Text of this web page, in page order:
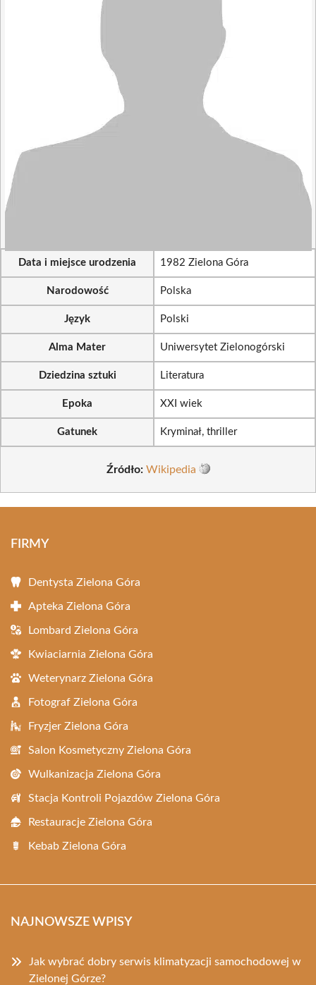
Data i miejsce urodzenia 1982 Zielona Góra
Narodowość Polska
Język Polski
Alma Mater Uniwersytet Zielonogórski
Dziedzina sztuki Literatura
Epoka XXI wiek
Gatunek Kryminał, thriller
Źródło: Wikipedia
FIRMY
Dentysta Zielona Góra
Apteka Zielona Góra
Lombard Zielona Góra
Kwiaciarnia Zielona Góra
Weterynarz Zielona Góra
Fotograf Zielona Góra
Fryzjer Zielona Góra
Salon Kosmetyczny Zielona Góra
Wulkanizacja Zielona Góra
Stacja Kontroli Pojazdów Zielona Góra
Restauracje Zielona Góra
Kebab Zielona Góra
NAJNOWSZE WPISY
Jak wybrać dobry serwis klimatyzacji samochodowej w
Zielonej Górze?